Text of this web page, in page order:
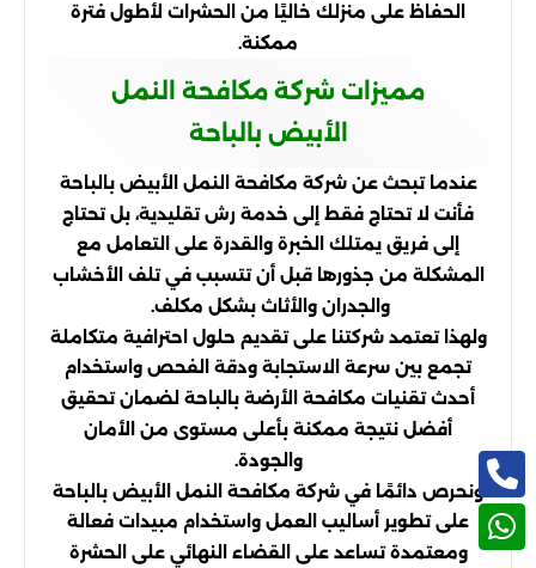
الحفاظ على منزلك خاليًا من الحشرات لأطول فترة
ممكنة.
مميزات شركة مكافحة النمل
الأبيض بالباحة
عندما تبحث عن شركة مكافحة النمل الأبيض بالباحة
فأنت لا تحتاج فقط إلى خدمة رش تقليدية، بل تحتاج
إلى فريق يمتلك الخبرة والقدرة على التعامل مع
المشكلة من جذورها قبل أن تتسبب في تلف الأخشاب
والجدران والأثاث بشكل مكلف.
ولهذا تعتمد شركتنا على تقديم حلول احترافية متكاملة
تجمع بين سرعة الاستجابة ودقة الفحص واستخدام
أحدث تقنيات مكافحة الأرضة بالباحة لضمان تحقيق
أفضل نتيجة ممكنة بأعلى مستوى من الأمان
والجودة.
ونحرص دائمًا في شركة مكافحة النمل الأبيض بالباحة
على تطوير أساليب العمل واستخدام مبيدات فعالة
ومعتمدة تساعد على القضاء النهائي على الحشرة